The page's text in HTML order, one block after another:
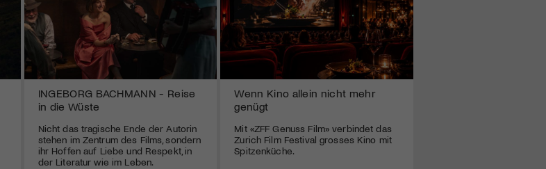
INGEBORG BACHMANN - Reise
in die Wüste
Nicht das tragische Ende der Autorin
stehen im Zentrum des Films, sondern
ihr Hoffen auf Liebe und Respekt, in
der Literatur wie im Leben.
Wenn Kino allein nicht mehr
genügt
Mit «ZFF Genuss Film» verbindet das
Zurich Film Festival grosses Kino mit
Spitzenküche.